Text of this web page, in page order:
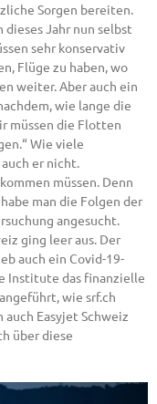
Sorgen bereiten.
Jahr nun selbst
sehr konservativ
Flüge zu haben, wo
weiter. Aber auch ein
wie lange die
müssen die Flotten
Wie viele
er nicht.
müssen. Denn
man die Folgen der
angesucht.
ging leer aus. Der
auch ein Covid-19-
Institute das finanzielle
wie srf.ch
Easyjet Schweiz
über diese